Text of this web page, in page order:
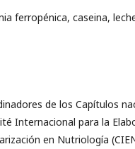
ferropénica, caseina,
de los Capítulos
Internacional para la
en Nutriología